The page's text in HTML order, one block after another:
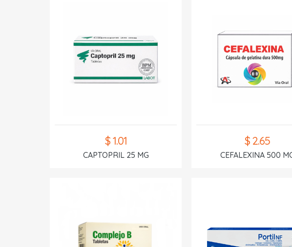
$ 1.01
CAPTOPRIL 25 MG
$ 2.65
CEFALEXINA 500